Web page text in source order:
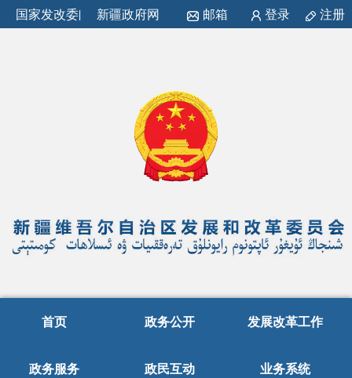
国家发改委| 新疆政府网 邮箱 登录 注册
首页 政务公开 发展改革工作
政务服务 政民互动 业务系统